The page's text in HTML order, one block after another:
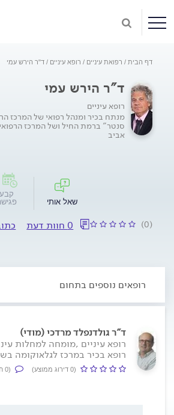
דף הבית רפואת עיניים רופא עיניים ד"ר הירש עמי
ד"ר הירש עמי
רופא עיניים
מנתח בכיר ומנהל רפואי של המרכז
סנטר" ברמת החיל ושל המרכז הרפואי
אביב
שאל אותי
קבע
(0) 0 חוות דעת
רופאים נוספים בתחום
ד"ר גולדנפלד מרדכי (מודי)
רופא עיניים ,מומחה למחלות
רופא בכיר במרכז לגלאוקומה
(0 דירוג ממוצע) (0 חוות דעת)